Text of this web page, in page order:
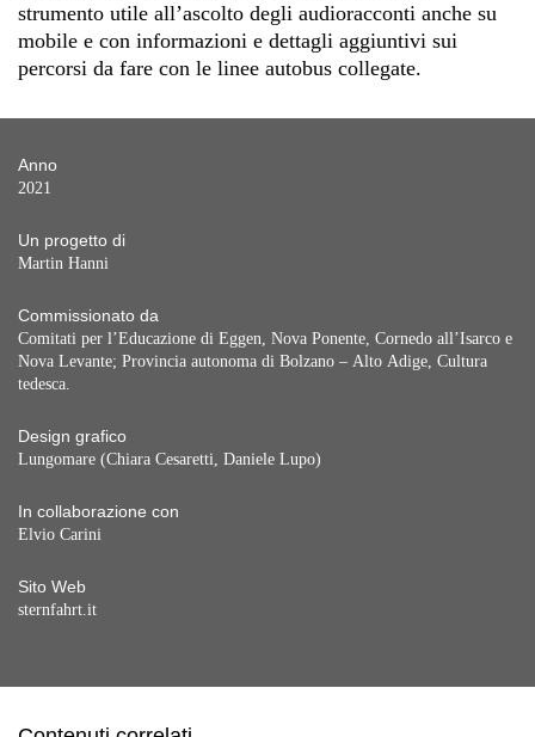
strumento utile all’ascolto degli audioracconti anche su
mobile e con informazioni e dettagli aggiuntivi sui
percorsi da fare con le linee autobus collegate.
Anno
2021
Un progetto di
Martin Hanni
Commissionato da
Comitati per l’Educazione di Eggen, Nova Ponente, Cornedo all’Isarco e
Nova Levante; Provincia autonoma di Bolzano – Alto Adige, Cultura
tedesca.
Design grafico
Lungomare (Chiara Cesaretti, Daniele Lupo)
In collaborazione con
Elvio Carini
Sito Web
sternfahrt.it